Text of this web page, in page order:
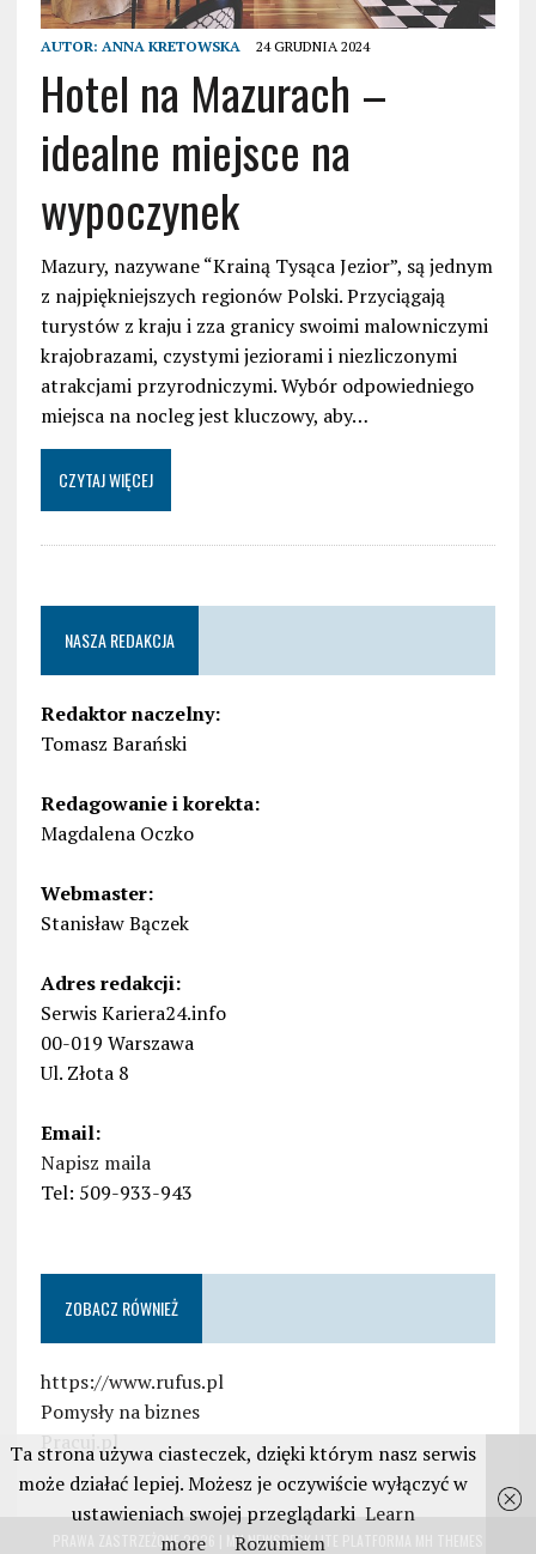
AUTOR: ANNA KRETOWSKA 24 GRUDNIA 2024
Hotel na Mazurach –
idealne miejsce na
wypoczynek
Mazury, nazywane “Krainą Tysąca Jezior”, są jednym
z najpiękniejszych regionów Polski. Przyciągają
turystów z kraju i zza granicy swoimi malowniczymi
krajobrazami, czystymi jeziorami i niezliczonymi
atrakcjami przyrodniczymi. Wybór odpowiedniego
miejsca na nocleg jest kluczowy, aby…
CZYTAJ WIĘCEJ
NASZA REDAKCJA
Redaktor naczelny:
Tomasz Barański
Redagowanie i korekta:
Magdalena Oczko
Webmaster:
Stanisław Bączek
Adres redakcji:
Serwis Kariera24.info
00-019 Warszawa
Ul. Złota 8
Email:
Napisz maila
Tel: 509-933-943
ZOBACZ RÓWNIEŻ
https://www.rufus.pl
Pomysły na biznes
Pracuj.pl
PRAWA ZASTRZEŻONE 2026 | MH NEWSDESK LITE PLATFORMA
Ta strona używa ciasteczek, dzięki którym nasz serwis
może działać lepiej. Możesz je oczywiście wyłączyć w
ustawieniach swojej przeglądarki Learn
more
Rozumiem